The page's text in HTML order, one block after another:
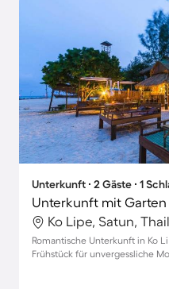
Unterkunft ∙ 2 Gäste ∙ 1
Unterkunft mit
Ko Lipe, Satun,
Romantische Unterkunft in Ko
Frühstück für unvergessliche